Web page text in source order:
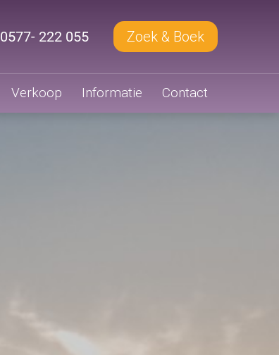
0577- 222 055 Zoek & Boek
Verkoop Informatie Contact